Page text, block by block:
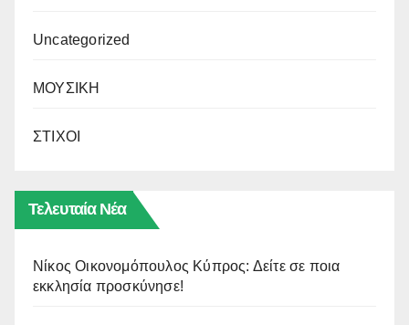
Uncategorized
ΜΟΥΣΙΚΗ
ΣΤΙΧΟΙ
Τελευταία Νέα
Νίκος Οικονομόπουλος Κύπρος: Δείτε σε ποια
εκκλησία προσκύνησε!